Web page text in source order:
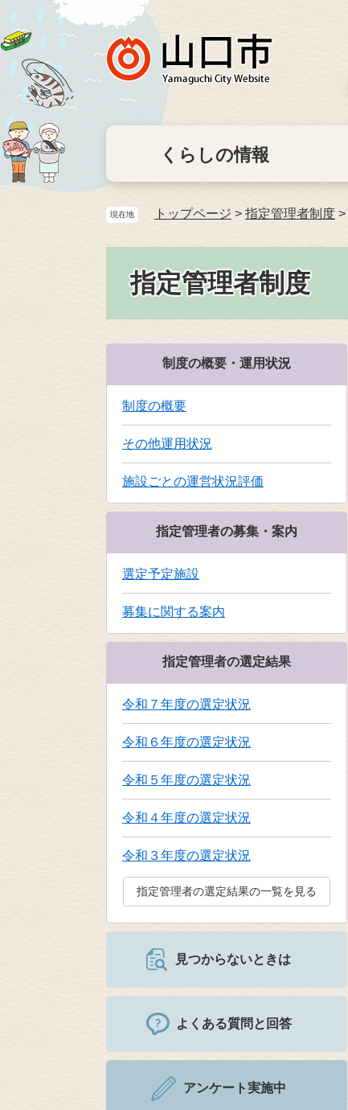
くらしの情報
現在地 トップページ > 指定管理者制度 >
指定管理者制度
制度の概要・運用状況
制度の概要
その他運用状況
施設ごとの運営状況評価
指定管理者の募集・案内
選定予定施設
募集に関する案内
指定管理者の選定結果
令和７年度の選定状況
令和６年度の選定状況
令和５年度の選定状況
令和４年度の選定状況
令和３年度の選定状況
指定管理者の選定結果の一覧を見る
見つからないときは
よくある質問と回答
アンケート実施中